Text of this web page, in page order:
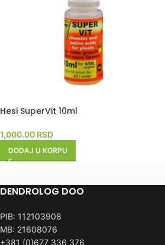
Hesi SuperVit 10ml
1,000.00 RSD
DODAJ U KORPU
DENDROLOG DOO
PIB: 112103908
MB: 21608076
+381 (0)677 336 376